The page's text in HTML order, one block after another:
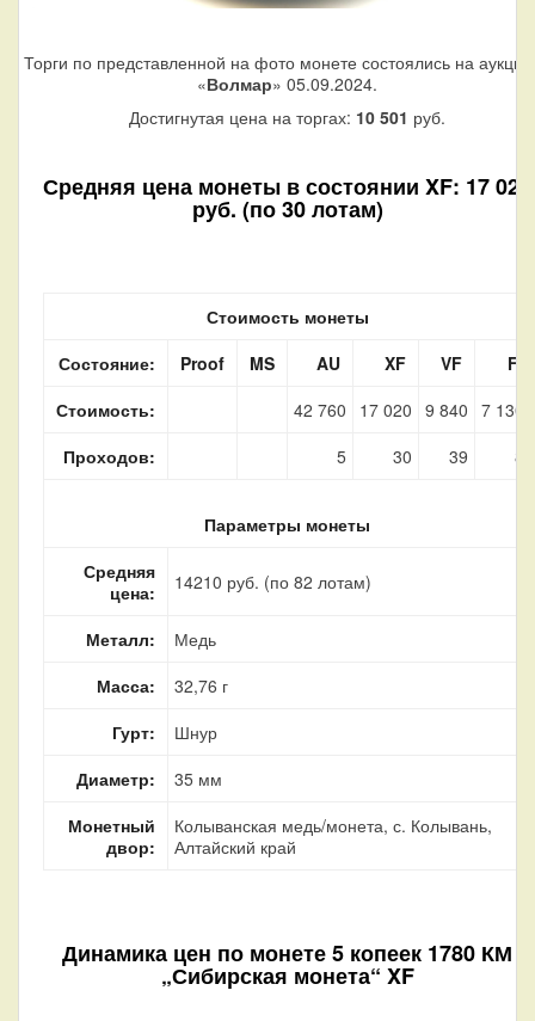
Торги по представленной на фото монете состоялись на
«Волмар» 05.09.2024.
Достигнутая цена на торгах: 10 501 руб.
Средняя цена монеты в состоянии XF: 17 020
руб. (по 30 лотам)
Стоимость монеты
Состояние:
Proof MS AU XF VF
F
Стоимость:
42 760 17 020 9 840 7 130
Проходов:
5 30 39 8
Параметры монеты
Средняя
цена:
14210 руб. (по 82 лотам)
Металл:
Медь
Масса:
32,76 г
Гурт:
Шнур
Диаметр:
35 мм
Монетный
двор:
Колыванская медь/монета, с. Колывань,
Алтайский край
Динамика цен по монете5 копеек 1780 КМ
„Сибирская монета“ XF